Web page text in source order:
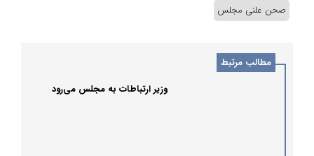
صحن علنی مجلس
مطالب مرتبط
وزیر ارتباطات به مجلس می‌رود